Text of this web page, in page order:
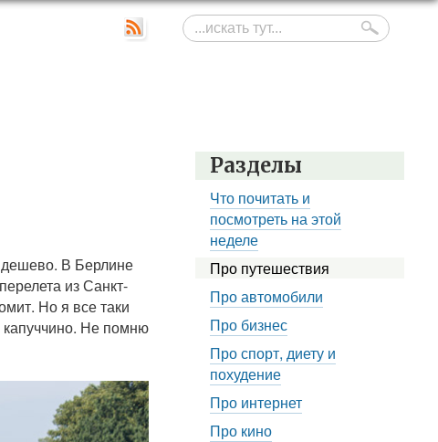
дешево. В Берлине
из Санкт-
Но я все таки
капуччино. Не помню
Разделы
Что почитать и
посмотреть на этой
неделе
Про путешествия
Про автомобили
Про бизнес
Про спорт, диету и
похудение
Про интернет
Про кино